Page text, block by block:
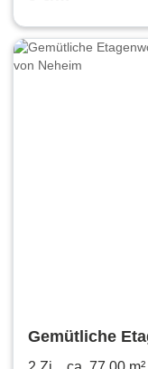
Gemütliche
Einbauküche